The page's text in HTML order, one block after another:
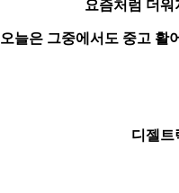
요즘처럼 더
오늘은 그중에서도 중고 활
디젤트